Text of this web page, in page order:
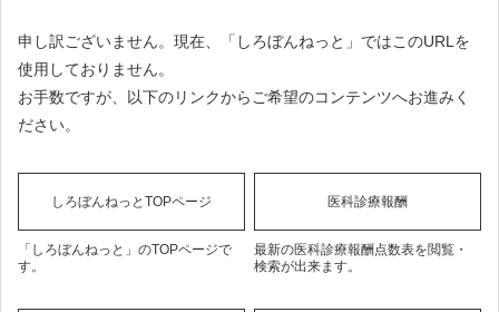
申し訳ございません。現在、「しろぼんねっと」ではこのURLを
使用しておりません。
お手数ですが、以下のリンクからご希望のコンテンツへお進みく
ださい。
しろぼんねっとTOPページ
「しろぼんねっと」のTOPページで
す。
医科診療報酬
最新の医科診療報酬点数表を閲覧・
検索が出来ます。